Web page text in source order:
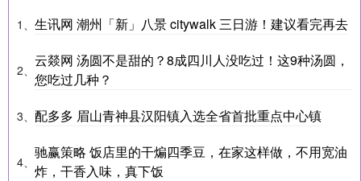
1、 生讯网 潮州「新」八景 citywalk 三日游！建议看完再去
2、
云燚网 汤圆不是甜的？8成四川人没吃过！这9种汤圆，
您吃过几种？
3、 配多多 眉山青神县汉阳镇入选全省首批重点中心镇
4、
驰赢策略 饭店里的干煸四季豆，在家这样做，不用宽油
炸，干香入味，真下饭